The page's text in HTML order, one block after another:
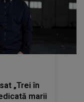
„Trei în
marii